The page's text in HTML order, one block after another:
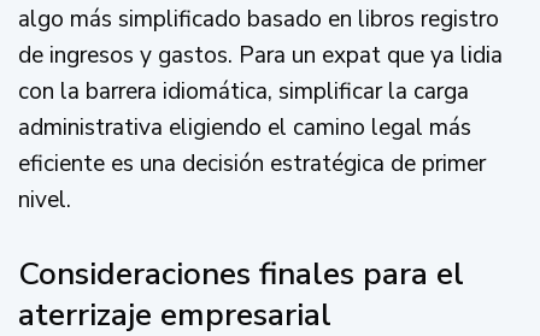
algo más simplificado basado en libros registro
de ingresos y gastos. Para un expat que ya lidia
con la barrera idiomática, simplificar la carga
administrativa eligiendo el camino legal más
eficiente es una decisión estratégica de primer
nivel.
Consideraciones finales para el
aterrizaje empresarial